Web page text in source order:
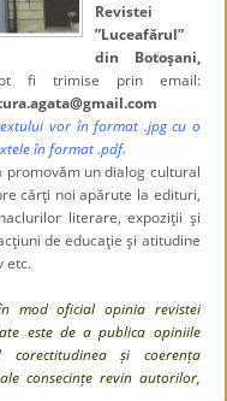
Revistei
”Luceafărul”
din Botoşani,
fi trimise prin email:
vor în format .jpg cu o
în format .pdf.
un dialog cultural
cărţi noi apărute la edituri,
literare, expoziţii şi
de educaţie şi atitudine
etc.
mod oficial opinia revistei
este de a publica opiniile
corectitudinea și coerența
consecințe revin autorilor,